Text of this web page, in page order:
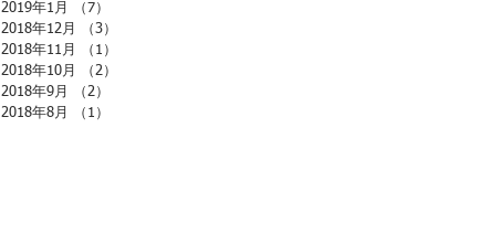
2019年1月
（7）
2018年12月
（3）
2018年11月
（1）
2018年10月
（2）
2018年9月
（2）
2018年8月
（1）